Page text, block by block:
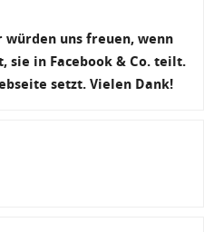
würden uns freuen, wenn
sie in Facebook & Co. teilt.
setzt. Vielen Dank!